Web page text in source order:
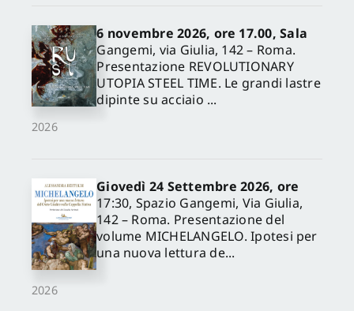
2026
6 novembre 2026, ore 17.00, Sala
Gangemi, via Giulia, 142 – Roma.
Presentazione REVOLUTIONARY
UTOPIA STEEL TIME. Le grandi lastre
dipinte su acciaio ...
2026
Giovedì 24 Settembre 2026, ore
17:30, Spazio Gangemi, Via Giulia,
142 – Roma. Presentazione del
volume MICHELANGELO. Ipotesi per
una nuova lettura de...